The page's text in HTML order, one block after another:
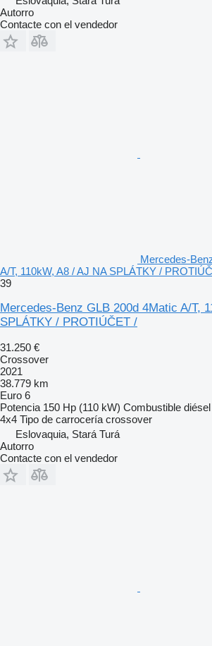
Autorro
Contacte con el vendedor
Mercedes-
A/T, 110kW, A8 / AJ NA SPLÁTKY /
39
Mercedes-Benz GLB 200d 4Matic A/T,
SPLÁTKY / PROTIÚČET /
31.250 €
Crossover
2021
38.779 km
Euro 6
Potencia 150 Hp (110 kW) Combustible diésel
4x4 Tipo de carrocería crossover
Eslovaquia, Stará Turá
Autorro
Contacte con el vendedor